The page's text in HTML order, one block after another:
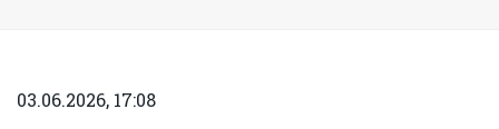
03.06.2026, 17:08